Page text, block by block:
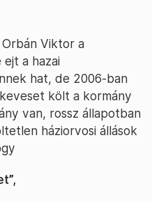
Viktor a
a hazai
hat, de 2006-ban
költ a kormány
van, rossz állapotban
háziorvosi állások